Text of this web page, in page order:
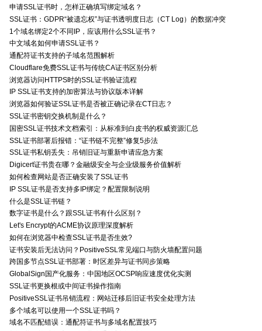
申请SSL证书时，怎样正确填写绑定域名？
SSL证书：GDPR“被遗忘权”与证书透明度日志（CT Log）的数据冲突
1个域名绑定2个不同IP，应该用什么SSL证书？
中文域名如何申请SSL证书？
通配符证书支持的子域名范围解析
Cloudflare免费SSL证书与传统CA证书区别分析
浏览器访问HTTPS时的SSL证书验证流程
IP SSL证书支持的加密算法与协议版本详解
浏览器如何验证SSL证书是否被正确记录在CT日志？
SSL证书密钥交换机制是什么？
国密SSL证书技术文档索引：从标准到白皮书的权威资源汇总
SSL证书部署后报错：“证书链不完整”修复5步法
SSL证书私钥丢失：吊销旧证与重新申请应急方案
Digicert证书贵在哪？金融级安全与企业级服务价值解析
如何检查网站是否正确安装了SSL证书
IP SSL证书是否支持多IP绑定？配置限制说明
什么是SSL证书链？
数字证书是什么？跟SSL证书有什么区别？
Let's Encrypt的ACME协议原理深度解析
如何在浏览器中检查SSL证书是否生效?
证书安装后无法访问？PositiveSSL常见端口与防火墙配置问题
跨国多节点SSL证书部署：时区差异与证书同步策略
GlobalSign国产化服务：中国地区OCSP响应速度优化实测
SSL证书更换根或中间证书操作指南
PositiveSSL证书吊销流程：网站迁移后旧证书安全处理方法
多个域名可以使用一个SSL证书吗？
域名不匹配错误：通配符证书与多域名配置技巧